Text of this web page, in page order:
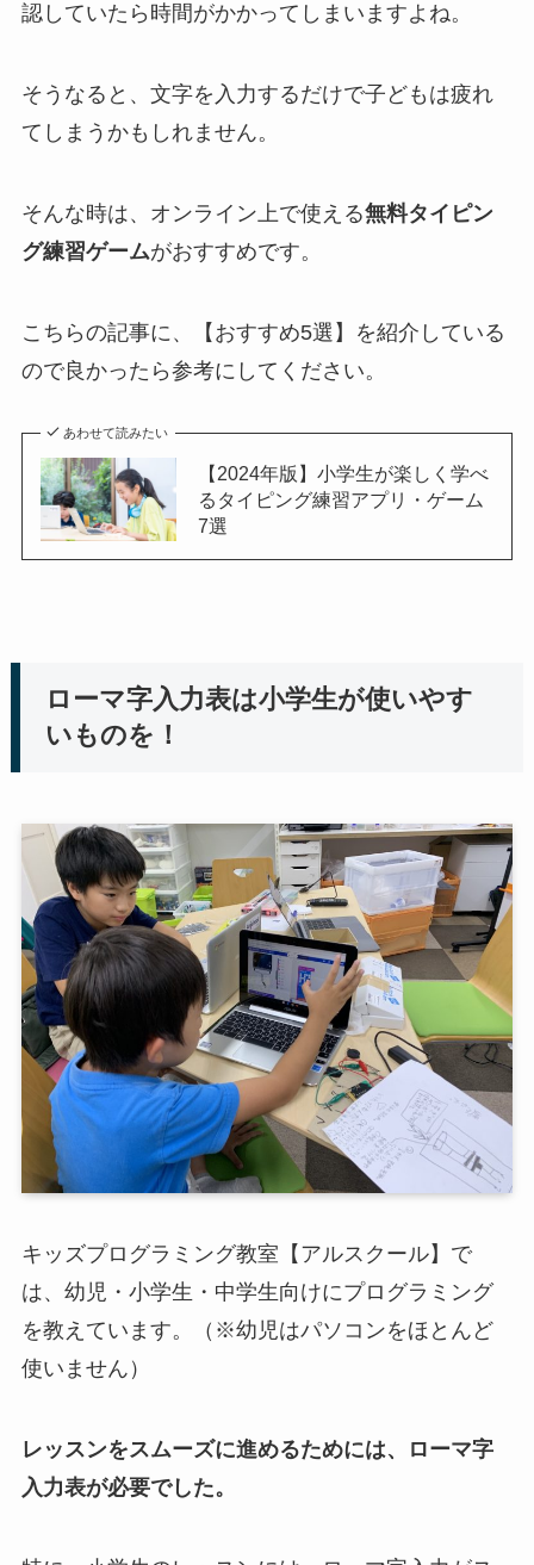
認していたら時間がかかってしまいますよね。
そうなると、文字を入力するだけで子どもは疲れ
てしまうかもしれません。
そんな時は、オンライン上で使える無料タイピン
グ練習ゲームがおすすめです。
こちらの記事に、【おすすめ5選】を紹介している
ので良かったら参考にしてください。
あわせて読みたい
【2024年版】小学生が楽しく学べ
るタイピング練習アプリ・ゲーム
7選
ローマ字入力表は小学生が使いやす
いものを！
キッズプログラミング教室【アルスクール】で
は、幼児・小学生・中学生向けにプログラミング
を教えています。（※幼児はパソコンをほとんど
使いません）
レッスンをスムーズに進めるためには、ローマ字
入力表が必要でした。